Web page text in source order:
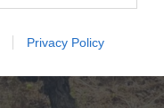
Privacy Policy